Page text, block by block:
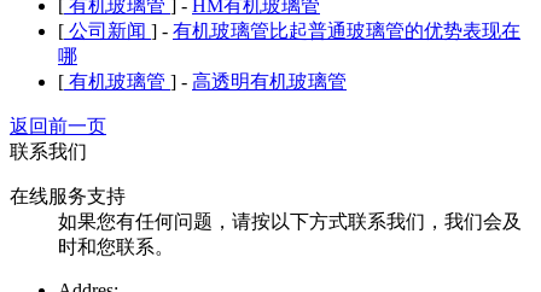
[ 有机玻璃管 ] - HM有机玻璃管
[ 公司新闻 ] - 有机玻璃管比起普通玻璃管的优势表现在
哪
[ 有机玻璃管 ] - 高透明有机玻璃管
返回前一页
联系我们
在线服务支持
如果您有任何问题，请按以下方式联系我们，我们会及
时和您联系。